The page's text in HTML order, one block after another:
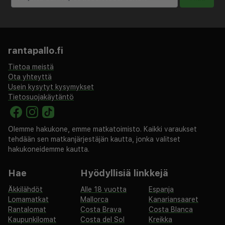
Malpensan kansainvälinen lentokenttä (MXP) -
59,2 km / 36,8 mi
28,5 mi
Käytössäsi on kuivapesula-/pesulapalvelut, ympäri
vuorokauden auki oleva vastaanotto ja kielitaitoinen
henkilökunta. Tämä hotelli tarjoaa liikeasiakkailleen 2
kokoushuonetta. Palveluihin kuuluu maksullinen
omatoiminen pysäköinti. Seuraavat palvelut ovat
concierge-palvelut ja hääpalvelut. Tämän hotellin
palveluihin kuuluu myös televisio yleisissä tiloissa ja
juhlasali. Majoituspaikan baari/aulabaari, Foyer degli
Arcimboldi, on hyvä paikka lounaan nauttimiseen;
ravintolan erikoisuuksiin kuuluu italialainen keittiö.
rantapallo.fi
Tietoa meistä
Ota yhteyttä
Usein kysytyt kysymykset
Tietosuojakäytäntö
Olemme hakukone, emme matkatoimisto. Kaikki varaukset
tehdään sen matkanjärjestäjän kautta, jonka valitset
hakukoneidemme kautta.
Hae
Äkkilähdöt
Lomamatkat
Rantalomat
Kaupunkilomat
Hyödyllisiä linkkejä
Alle 18 vuotta
Espanja
Mallorca
Kanariansaaret
Costa Brava
Costa Blanca
Costa del Sol
Kreikka